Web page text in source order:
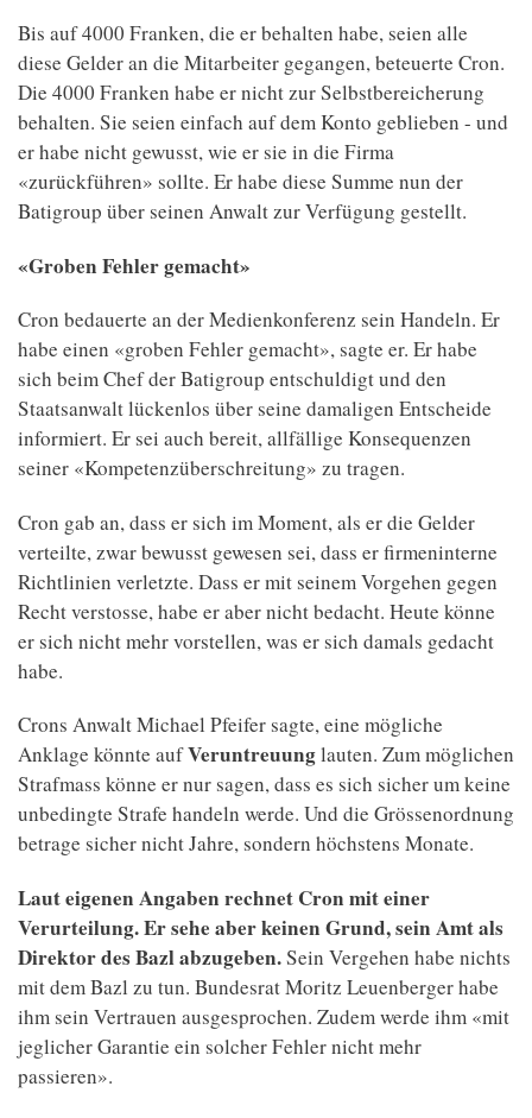
Bis auf 4000 Franken, die er behalten habe, seien alle
diese Gelder an die Mitarbeiter gegangen, beteuerte Cron.
Die 4000 Franken habe er nicht zur Selbstbereicherung
behalten. Sie seien einfach auf dem Konto geblieben - und
er habe nicht gewusst, wie er sie in die Firma
«zurückführen» sollte. Er habe diese Summe nun der
Batigroup über seinen Anwalt zur Verfügung gestellt.
«Groben Fehler gemacht»
Cron bedauerte an der Medienkonferenz sein Handeln. Er
habe einen «groben Fehler gemacht», sagte er. Er habe
sich beim Chef der Batigroup entschuldigt und den
Staatsanwalt lückenlos über seine damaligen Entscheide
informiert. Er sei auch bereit, allfällige Konsequenzen
seiner «Kompetenzüberschreitung» zu tragen.
Cron gab an, dass er sich im Moment, als er die Gelder
verteilte, zwar bewusst gewesen sei, dass er firmeninterne
Richtlinien verletzte. Dass er mit seinem Vorgehen gegen
Recht verstosse, habe er aber nicht bedacht. Heute könne
er sich nicht mehr vorstellen, was er sich damals gedacht
habe.
Crons Anwalt Michael Pfeifer sagte, eine mögliche
Anklage könnte aufVeruntreuunglauten. Zum möglichen
Strafmass könne er nur sagen, dass es sich sicher um keine
unbedingte Strafe handeln werde. Und die Grössenordnung
betrage sicher nicht Jahre, sondern höchstens Monate.
Laut eigenen Angaben rechnet Cron mit einer
Verurteilung. Er sehe aber keinen Grund, sein Amt als
Direktor des Bazl abzugeben.Sein Vergehen habe nichts
mit dem Bazl zu tun. Bundesrat Moritz Leuenberger habe
ihm sein Vertrauen ausgesprochen. Zudem werde ihm «mit
jeglicher Garantie ein solcher Fehler nicht mehr
passieren».